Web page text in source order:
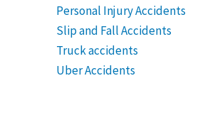
Personal Injury Accidents
Slip and Fall Accidents
Truck accidents
Uber Accidents